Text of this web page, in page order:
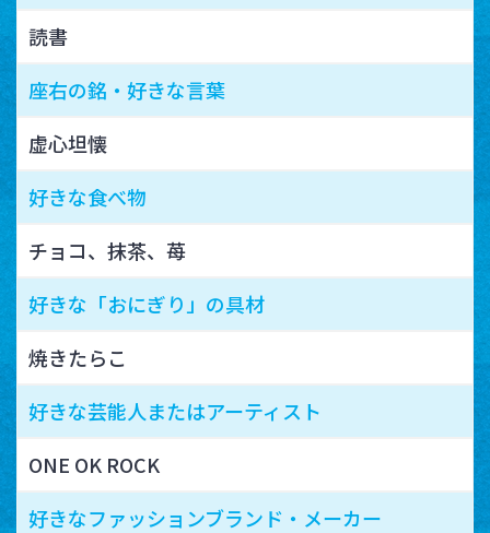
読書
座右の銘・好きな言葉
虚心坦懐
好きな食べ物
チョコ、抹茶、苺
好きな「おにぎり」の具材
焼きたらこ
好きな芸能人またはアーティスト
ONE OK ROCK
好きなファッションブランド・メーカー